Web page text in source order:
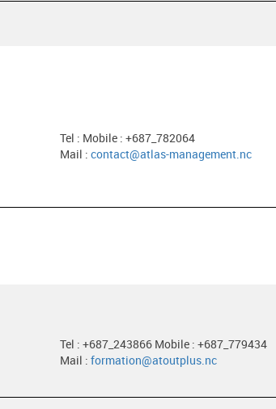
Tel : Mobile : +687_782064
Mail : contact@atlas-management.nc
Tel : +687_243866 Mobile : +687_779434
Mail : formation@atoutplus.nc